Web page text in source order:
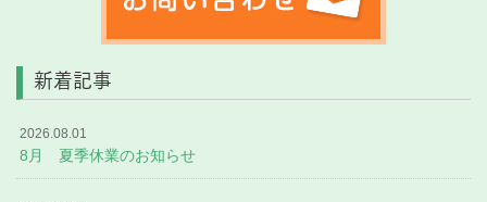
新着記事
2026.08.01
8月 夏季休業のお知らせ